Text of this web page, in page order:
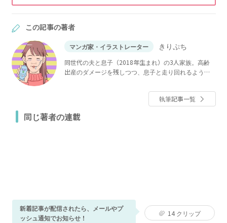
この記事の著者
マンガ家・イラストレーター きりぷち
同世代の夫と息子（2018年生まれ）の3人家族。高齢
出産のダメージを残しつつ、息子と走り回れるよう体
は見逃さない！！インスタで育児漫画を描いている。
執筆記事一覧
同じ著者の連載
新着記事が配信されたら、メールやプ
ッシュ通知でお知らせ！
14クリップ